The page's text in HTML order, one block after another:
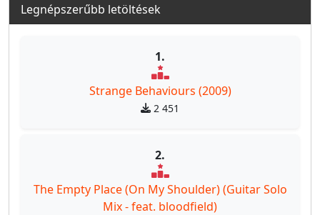
Legnépszerűbb letöltések
1.
Strange Behaviours (2009)
2 451
2.
The Empty Place (On My Shoulder) (Guitar Solo
Mix - feat. bloodfield)